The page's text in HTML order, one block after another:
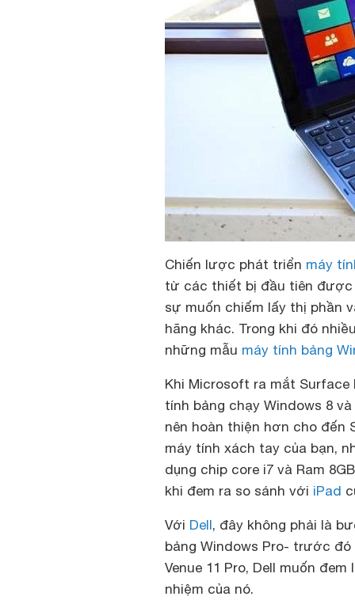
Chiến lược phát triển máy
từ các thiết bị đầu tiên được
sự muốn chiếm lấy thị phần
hãng khác. Trong khi đó
những mẫu máy tính bảng
Khi Microsoft ra mắt
tính bảng chạy Windows 8
nên hoàn thiện hơn cho đến
máy tính xách tay của bạn,
dụng chip core i7 và Ram
khi đem ra so sánh với iPad
Với Dell, đây không phải là
bảng Windows Pro- trước đó
Venue 11 Pro, Dell muốn
nhiệm của nó.